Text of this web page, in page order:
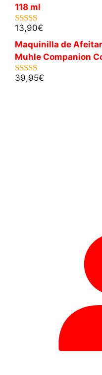
118 ml
5.00de 5
13,90€
Maquinilla de
Muhle Companion
5.00de 5
39,95€